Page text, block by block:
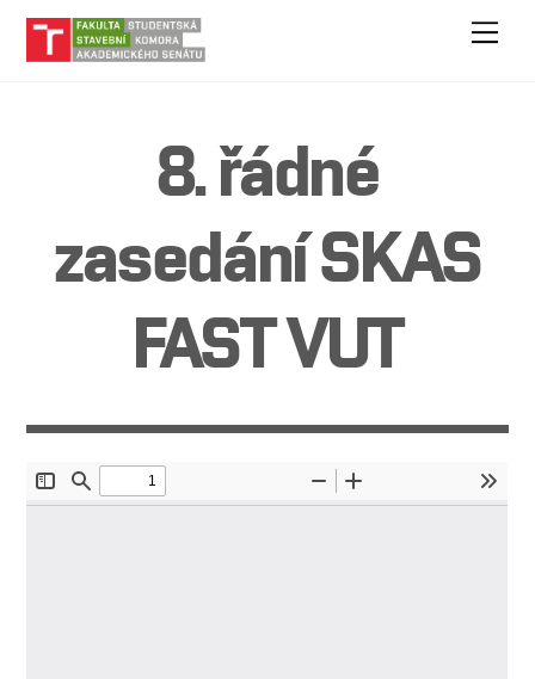
Skip
8. řádné
zasedání SKAS
FAST VUT